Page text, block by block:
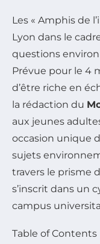
Les « Amphis de
Lyon dans le
questions
Prévue pour le 4
d’être riche en
la rédaction du
aux jeunes
occasion unique
sujets
travers le prisme
s’inscrit dans un
campus
Table of Contents